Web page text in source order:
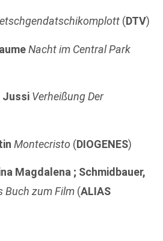
(DTV)
Nacht im Central Park
Jussi Verheißung Der
Montecristo (DIOGENES)
Magdalena ; Schmidbauer,
Buch zum Film (ALIAS